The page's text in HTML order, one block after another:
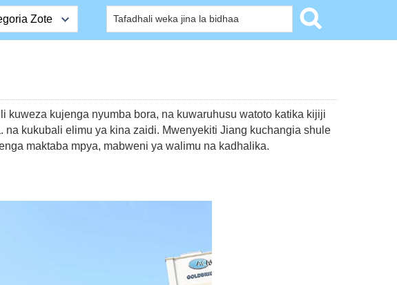
Zote
Lock
cha Kuondoka
ya Mlango wa
za
kujenga nyumba bora, na kuwaruhusu watoto katika kijiji
na kukubali elimu ya kina zaidi. Mwenyekiti Jiang kuchangia shule
maktaba mpya, mabweni ya walimu na kadhalika.